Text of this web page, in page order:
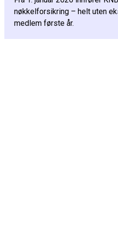
nøkkelforsikring – helt uten
medlem første år.